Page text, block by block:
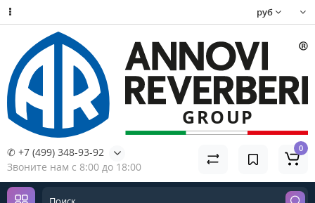
руб
✆ +7 (499) 348-93-92
Звоните нам с 8:00 до 18:00
0